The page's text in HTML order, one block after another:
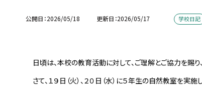
公開日 2026/05/18 更新日 2026/05/17 学校日記
日頃は、本校の教育活動に対して、ご理解とご協力を賜り
さて、１９日（火）、２０日（水）に５年生の自然教室を